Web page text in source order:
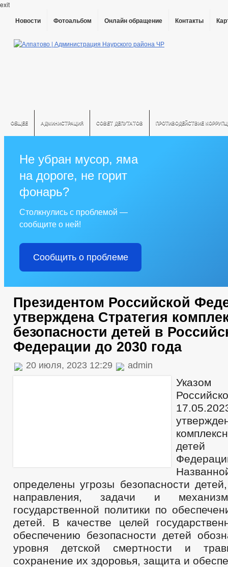
exit
Новости Фотоальбом Онлайн обращение Контакты
ОБЩЕЕ АДМИНИСТРАЦИЯ СОВЕТ ДЕПУТАТОВ ПРОТИВОДЕЙСТВИЕ
Не убран мусор, яма
на дороге, не горит
фонарь?
Столкнулись с проблемой —
сообщите о ней!
Сообщить о проблеме
Президентом Российской
утверждена Стратегия
безопасности детей в
Федерации до 2030 года
20 июля, 2023 12:29 admin
детей
определены угрозы безопасности
направления, задачи и
государственной политики по
детей. В качестве целей
обеспечению безопасности детей
уровня детской смертности и
сохранение их здоровья, защита и